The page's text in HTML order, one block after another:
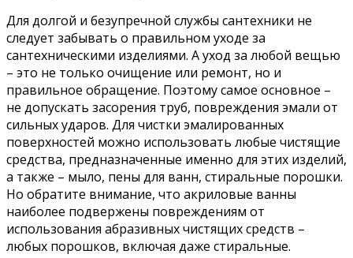
Для долгой и безупречной службы сантехники не
следует забывать о правильном уходе за
сантехническими изделиями. А уход за любой вещью
– это не только очищение или ремонт, но и
правильное обращение. Поэтому самое основное –
не допускать засорения труб, повреждения эмали от
сильных ударов. Для чистки эмалированных
поверхностей можно использовать любые чистящие
средства, предназначенные именно для этих изделий,
а также – мыло, пены для ванн, стиральные порошки.
Но обратите внимание, что акриловые ванны
наиболее подвержены повреждениям от
использования абразивных чистящих средств –
любых порошков, включая даже стиральные.